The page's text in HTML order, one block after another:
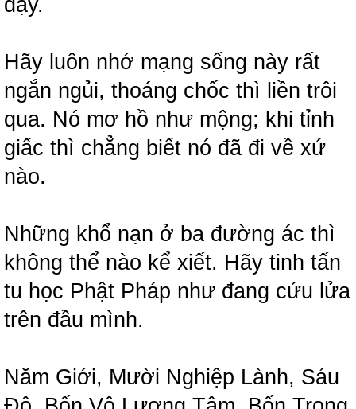
dạy.
Hãy luôn nhớ mạng sống này rất
ngắn ngủi, thoáng chốc thì liền trôi
qua. Nó mơ hồ như mộng; khi tỉnh
giấc thì chẳng biết nó đã đi về xứ
nào.
Những khổ nạn ở ba đường ác thì
không thể nào kể xiết. Hãy tinh tấn
tu học Phật Pháp như đang cứu lửa
trên đầu mình.
Năm Giới, Mười Nghiệp Lành, Sáu